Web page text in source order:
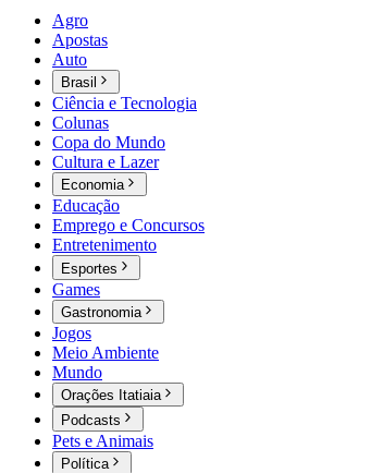
Agro
Apostas
Auto
Brasil
Ciência e Tecnologia
Colunas
Copa do Mundo
Cultura e Lazer
Economia
Educação
Emprego e Concursos
Entretenimento
Esportes
Games
Gastronomia
Jogos
Meio Ambiente
Mundo
Orações Itatiaia
Podcasts
Pets e Animais
Política